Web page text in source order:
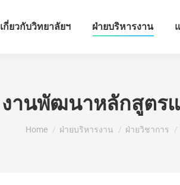
เกี่ยวกับวิทยาลัยฯ ฝ่ายบริหารงาน
งานพัฒนาหลักสูตรแ
You are here:
Home ฝ่ายบริหารงาน ฝ่ายวิชาการ